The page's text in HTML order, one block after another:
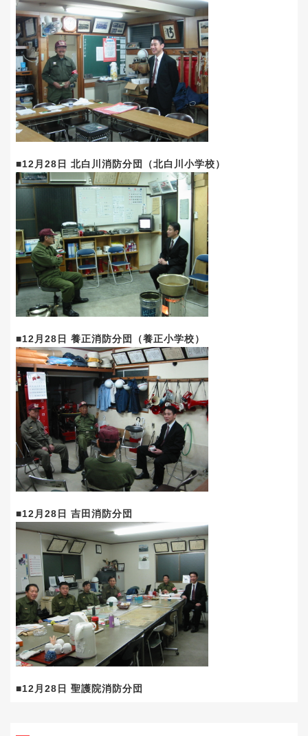
■12月28日 北白川消防分団（北白川小学校）
■12月28日 養正消防分団（養正小学校）
■12月28日 吉田消防分団
■12月28日 聖護院消防分団